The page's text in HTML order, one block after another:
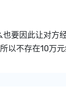
也要因此让对方
以不存在10万